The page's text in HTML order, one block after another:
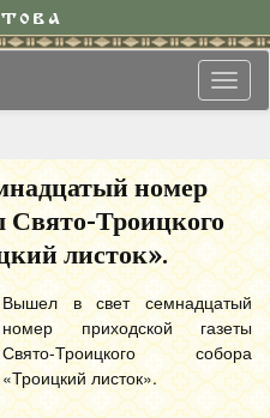
номер
Свято-Троицкого
листок».
Вышел в свет семнадцатый
номер приходской газеты
Свято-Троицкого собора
«Троицкий листок».